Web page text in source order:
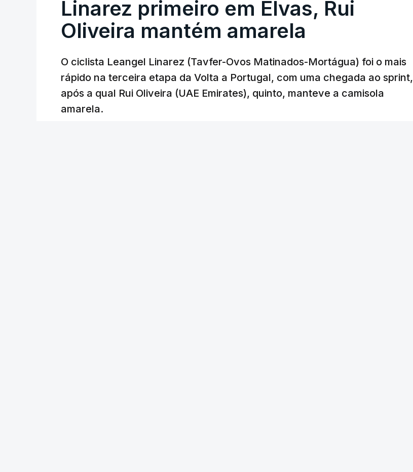
Linarez primeiro em Elvas, Rui
Oliveira mantém amarela
O ciclista Leangel Linarez (Tavfer-Ovos Matinados-Mortágua) foi o mais
rápido na terceira etapa da Volta a Portugal, com uma chegada ao sprint,
após a qual Rui Oliveira (UAE Emirates), quinto, manteve a camisola
amarela.